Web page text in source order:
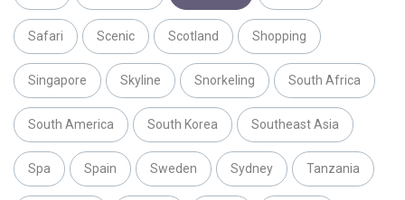
Safari Scenic Scotland Shopping
Singapore Skyline Snorkeling South Africa
South America South Korea Southeast Asia
Spa Spain Sweden Sydney Tanzania